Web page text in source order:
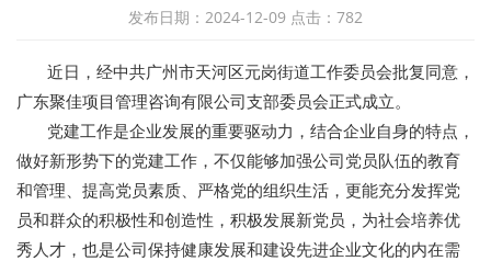
发布日期：2024-12-09 点击：782
近日，经中共广州市天河区元岗街道工作委员会批复同意，
广东聚佳项目管理咨询有限公司支部委员会正式成立。
党建工作是企业发展的重要驱动力，结合企业自身的特点，
做好新形势下的党建工作，不仅能够加强公司党员队伍的教育
和管理、提高党员素质、严格党的组织生活，更能充分发挥党
员和群众的积极性和创造性，积极发展新党员，为社会培养优
秀人才，也是公司保持健康发展和建设先进企业文化的内在需